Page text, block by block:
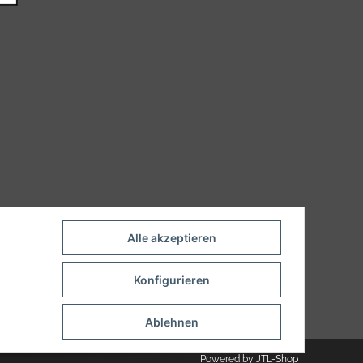
Powered by JTL-Shop
Alle akzeptieren
Konfigurieren
Ablehnen